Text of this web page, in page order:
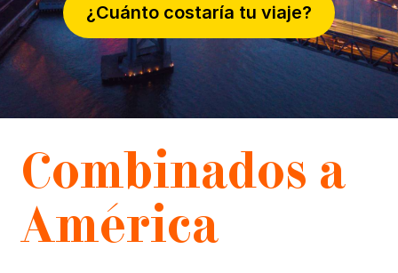
¿Cuánto costaría tu viaje?
Combinados a
América